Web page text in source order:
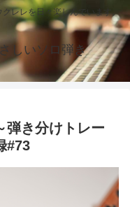
レレを日々楽しんでいます。
しいソロ弾き
弾き分けトレー
#73